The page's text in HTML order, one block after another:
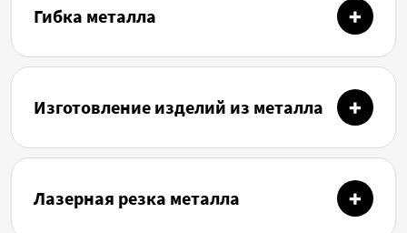
Гибка металла
Изготовление изделий из металла
Лазерная резка металла